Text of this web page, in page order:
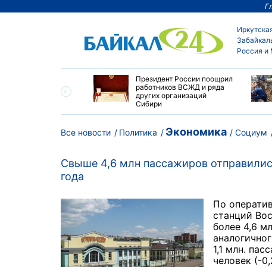
Россия и
Президент России поощрил
работников ВСЖД и ряда
других организаций
Сибири
Все новости Политика Экономика Социум
Свыше 4,6 млн пассажиров
года
По
станций
более 4,6
1,1 млн.
человек (-